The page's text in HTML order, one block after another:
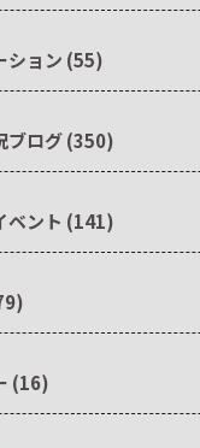
ション (55)
ブログ (350)
ベント (141)
(16)